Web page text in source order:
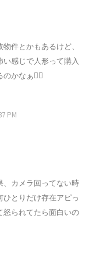
件とかもあるけど、
感じで人形って購入
かなぁ🧖‍♀️
PM
カメラ回ってない時
とりだけ存在アピっ
怒られてたら面白いの